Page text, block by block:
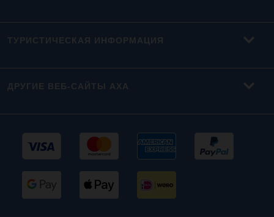
ТУРИСТИЧЕСКАЯ ИНФОРМАЦИЯ
ДРУГИЕ ВЕБ-САЙТЫ AXA